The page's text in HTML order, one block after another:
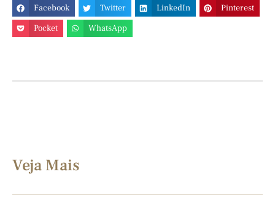
Facebook Twitter LinkedIn
Pinterest
Pocket
WhatsApp
Veja Mais